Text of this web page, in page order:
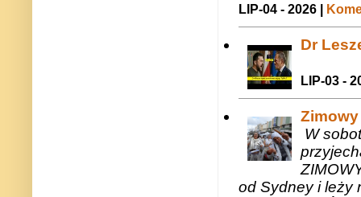
LIP-04 - 2026 |
Dr
LIP-03 -
W
od Sydney i leży